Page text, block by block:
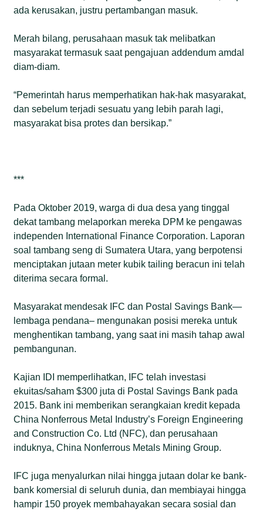
ada kerusakan, justru pertambangan masuk.
Merah bilang, perusahaan masuk tak melibatkan
masyarakat termasuk saat pengajuan addendum amdal
diam-diam.
“Pemerintah harus memperhatikan hak-hak masyarakat,
dan sebelum terjadi sesuatu yang lebih parah lagi,
masyarakat bisa protes dan bersikap.”
***
Pada Oktober 2019, warga di dua desa yang tinggal
dekat tambang melaporkan mereka DPM ke pengawas
independen International Finance Corporation. Laporan
soal tambang seng di Sumatera Utara, yang berpotensi
menciptakan jutaan meter kubik tailing beracun ini telah
diterima secara formal.
Masyarakat mendesak IFC dan Postal Savings Bank—
lembaga pendana– mengunakan posisi mereka untuk
menghentikan tambang, yang saat ini masih tahap awal
pembangunan.
Kajian IDI memperlihatkan, IFC telah investasi
ekuitas/saham $300 juta di Postal Savings Bank pada
2015. Bank ini memberikan serangkaian kredit kepada
China Nonferrous Metal Industry’s Foreign Engineering
and Construction Co. Ltd (NFC), dan perusahaan
induknya, China Nonferrous Metals Mining Group.
IFC juga menyalurkan nilai hingga jutaan dolar ke bank-
bank komersial di seluruh dunia, dan membiayai hingga
hampir 150 proyek membahayakan secara sosial dan